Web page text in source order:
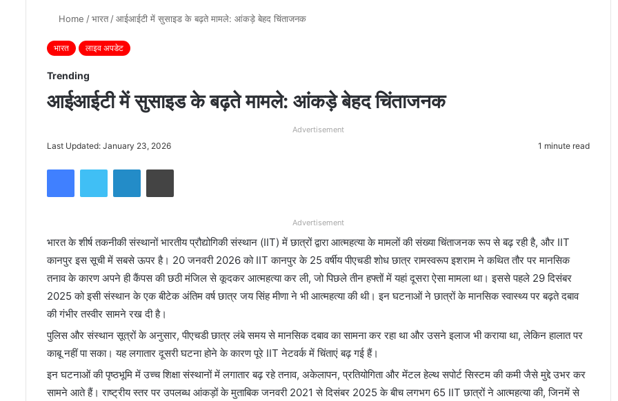
Home /भारत /आईआईटी में सुसाइड के बढ़ते मामले: आंकड़े बेहद चिंताजनक
भारत लाइव अपडेट
Trending
आईआईटी में सुसाइड के बढ़ते मामले: आंकड़े बेहद चिंताजनक
Advertisement
Last Updated: January 23, 2026 1 minute read
Advertisement
भारत के शीर्ष तकनीकी संस्थानों भारतीय प्रौद्योगिकी संस्थान (IIT) में छात्रों द्वारा आत्महत्या के मामलों की संख्या चिंताजनक रूप से बढ़ रही है, और IIT
कानपुर इस सूची में सबसे ऊपर है। 20 जनवरी 2026 को IIT कानपुर के 25 वर्षीय पीएचडी शोध छात्र रामस्वरूप इशराम ने कथित तौर पर मानसिक
तनाव के कारण अपने ही कैंपस की छठी मंजिल से कूदकर आत्महत्या कर ली, जो पिछले तीन हफ्तों में यहां दूसरा ऐसा मामला था। इससे पहले 29 दिसंबर
2025 को इसी संस्थान के एक बीटेक अंतिम वर्ष छात्र जय सिंह मीणा ने भी आत्महत्या की थी। इन घटनाओं ने छात्रों के मानसिक स्वास्थ्य पर बढ़ते दबाव
की गंभीर तस्वीर सामने रख दी है।
पुलिस और संस्थान सूत्रों के अनुसार, पीएचडी छात्र लंबे समय से मानसिक दबाव का सामना कर रहा था और उसने इलाज भी कराया था, लेकिन हालात पर
काबू नहीं पा सका। यह लगातार दूसरी घटना होने के कारण पूरे IIT नेटवर्क में चिंताएं बढ़ गई हैं।
इन घटनाओं की पृष्ठभूमि में उच्च शिक्षा संस्थानों में लगातार बढ़ रहे तनाव, अकेलापन, प्रतियोगिता और मेंटल हेल्थ सपोर्ट सिस्टम की कमी जैसे मुद्दे उभर कर
सामने आते हैं। राष्ट्रीय स्तर पर उपलब्ध आंकड़ों के मुताबिक जनवरी 2021 से दिसंबर 2025 के बीच लगभग 65 IIT छात्रों ने आत्महत्या की, जिनमें से